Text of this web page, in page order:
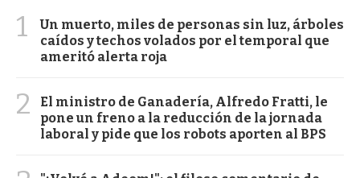
1
Un muerto, miles de personas sin luz, árboles
caídos y techos volados por el temporal que
ameritó alerta roja
2
El ministro de Ganadería, Alfredo Fratti, le
pone un freno a la reducción de la jornada
laboral y pide que los robots aporten al BPS